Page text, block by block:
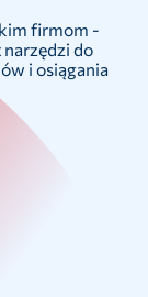
firmom -
do
i osiągania